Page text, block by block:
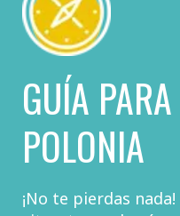
GUÍA
POLONIA
¡No te pierdas